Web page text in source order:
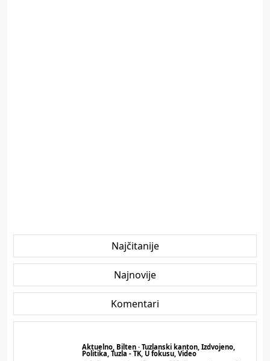
Najčitanije
Najnovije
Komentari